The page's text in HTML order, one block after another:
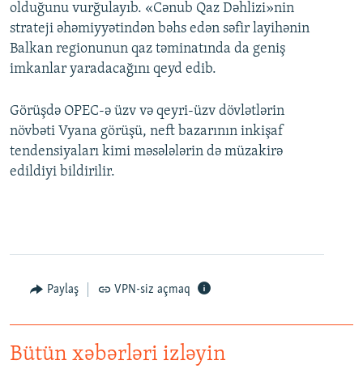
olduğunu vurğulayıb. «Cənub Qaz Dəhlizi»nin
strateji əhəmiyyətindən bəhs edən səfir layihənin
Balkan regionunun qaz təminatında da geniş
imkanlar yaradacağını qeyd edib.
Görüşdə OPEC-ə üzv və qeyri-üzv dövlətlərin
növbəti Vyana görüşü, neft bazarının inkişaf
tendensiyaları kimi məsələlərin də müzakirə
edildiyi bildirilir.
Paylaş VPN-siz açmaq
Bütün xəbərləri izləyin